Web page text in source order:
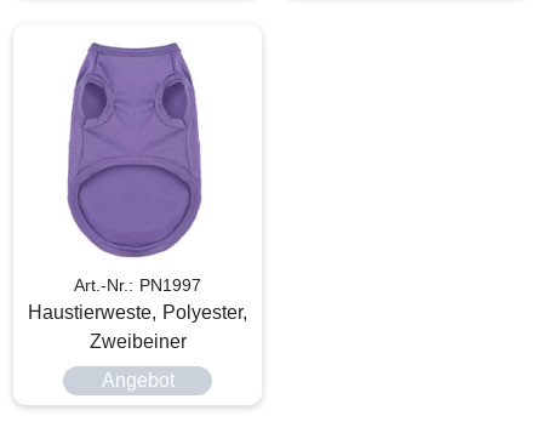
Art.-Nr.: PN1997
Haustierweste, Polyester,
Zweibeiner
Angebot